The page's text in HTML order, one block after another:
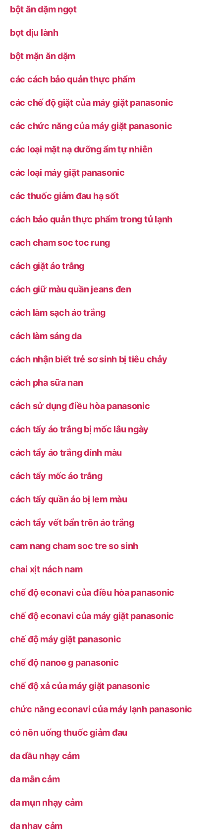
bột ăn dặm ngọt
bọt dịu lành
bột mặn ăn dặm
các cách bảo quản thực phẩm
các chế độ giặt của máy giặt panasonic
các chức năng của máy giặt panasonic
các loại mặt nạ dưỡng ẩm tự nhiên
các loại máy giặt panasonic
các thuốc giảm đau hạ sốt
cách bảo quản thực phẩm trong tủ lạnh
cach cham soc toc rung
cách giặt áo trắng
cách giữ màu quần jeans đen
cách làm sạch áo trắng
cách làm sáng da
cách nhận biết trẻ sơ sinh bị tiêu chảy
cách pha sữa nan
cách sử dụng điều hòa panasonic
cách tẩy áo trắng bị mốc lâu ngày
cách tẩy áo trắng dính màu
cách tẩy mốc áo trắng
cách tẩy quần áo bị lem màu
cách tẩy vết bẩn trên áo trắng
cam nang cham soc tre so sinh
chai xịt nách nam
chế độ econavi của điều hòa panasonic
chế độ econavi của máy giặt panasonic
chế độ máy giặt panasonic
chế độ nanoe g panasonic
chế độ xả của máy giặt panasonic
chức năng econavi của máy lạnh panasonic
có nên uống thuốc giảm đau
da dầu nhạy cảm
da mẫn cảm
da mụn nhạy cảm
da nhạy cảm